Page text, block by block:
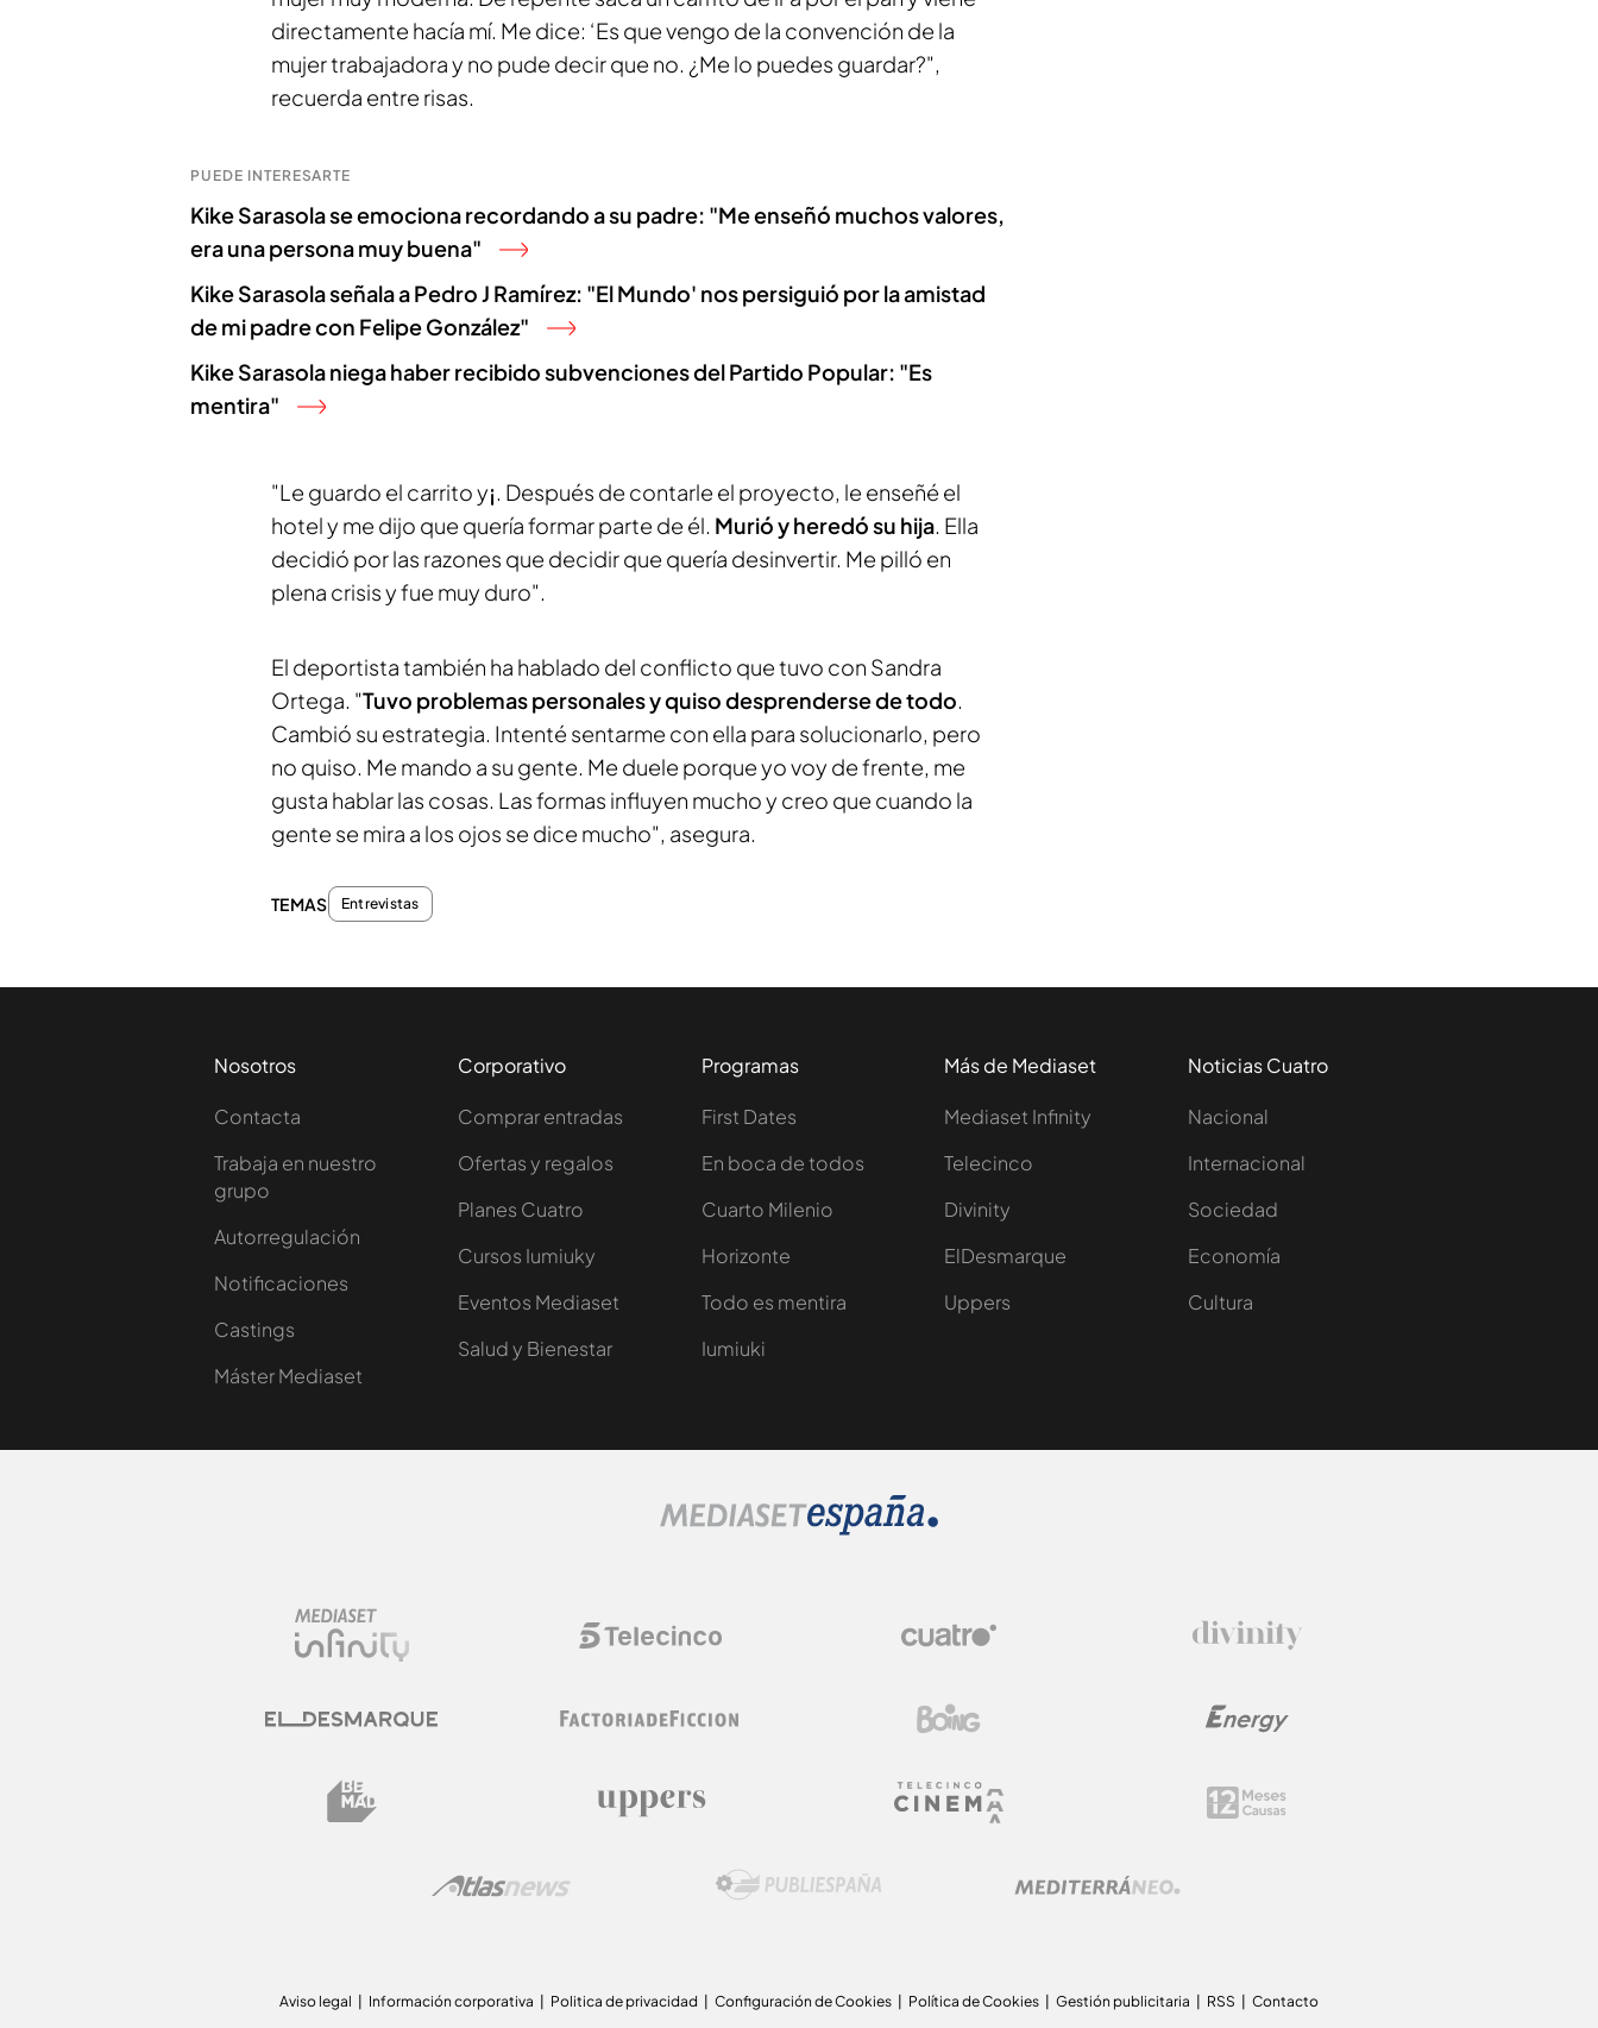
directamente hacía mí. Me dice: ‘Es que vengo de la convención de la
mujer trabajadora y no pude decir que no. ¿Me lo puedes guardar?",
recuerda entre risas.
PUEDE INTERESARTE
Kike Sarasola se emociona recordando a su padre: "Me enseñó muchos valores,
era una persona muy buena"
Kike Sarasola señala a Pedro J Ramírez: "El Mundo' nos persiguió por la amistad
de mi padre con Felipe González"
Kike Sarasola niega haber recibido subvenciones del Partido Popular: "Es
mentira"
"Le guardo el carrito y¡. Después de contarle el proyecto, le enseñé el
hotel y me dijo que quería formar parte de él. Murió y heredó su hija. Ella
decidió por las razones que decidir que quería desinvertir. Me pilló en
plena crisis y fue muy duro".
El deportista también ha hablado del conflicto que tuvo con Sandra
Ortega. "Tuvo problemas personales y quiso desprenderse de todo.
Cambió su estrategia. Intenté sentarme con ella para solucionarlo, pero
no quiso. Me mando a su gente. Me duele porque yo voy de frente, me
gusta hablar las cosas. Las formas influyen mucho y creo que cuando la
gente se mira a los ojos se dice mucho", asegura.
TEMAS Entrevistas
Nosotros
Contacta
Trabaja en nuestro
grupo
Autorregulación
Notificaciones
Castings
Máster Mediaset
Corporativo
Comprar entradas
Ofertas y regalos
Planes Cuatro
Cursos Iumiuky
Eventos Mediaset
Salud y Bienestar
Programas
First Dates
En boca de todos
Cuarto Milenio
Horizonte
Todo es mentira
Iumiuki
Más de Mediaset
Mediaset Infinity
Telecinco
Divinity
ElDesmarque
Uppers
Noticias Cuatro
Nacional
Internacional
Sociedad
Economía
Cultura
Aviso legal Información corporativa Politica de privacidad Configuración de Cookies Política de Cookies Gestión publicitaria RSS Contacto